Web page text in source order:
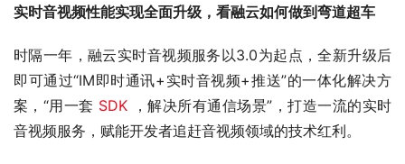
实时音视频性能实现全面升级，看融云如何做到弯道超车
时隔一年，融云实时音视频服务以3.0为起点，全新升级后
即可通过“IM即时通讯+实时音视频+推送”的一体化解决方
案，“用一套 SDK ，解决所有通信场景”，打造一流的实时
音视频服务，赋能开发者追赶音视频领域的技术红利。